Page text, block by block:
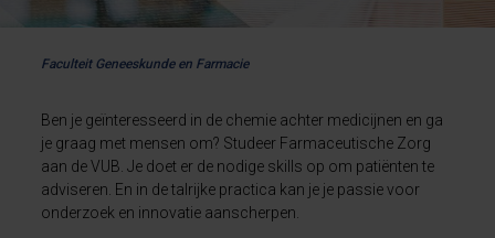
Faculteit Geneeskunde en Farmacie
Ben je geïnteresseerd in de chemie achter medicijnen en ga
je graag met mensen om? Studeer Farmaceutische Zorg
aan de VUB. Je doet er de nodige skills op om patiënten te
adviseren. En in de talrijke practica kan je je passie voor
onderzoek en innovatie aanscherpen.